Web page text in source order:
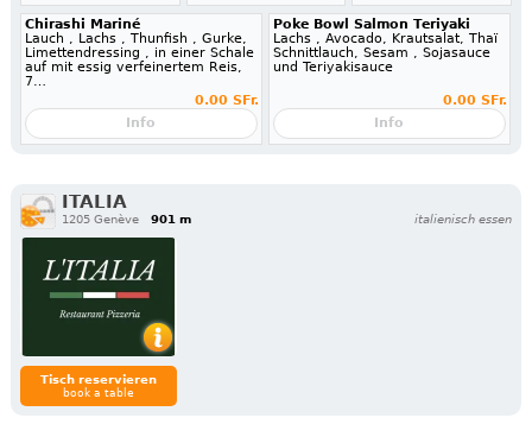
Chirashi Mariné
Lauch , Lachs , Thunfish , Gurke,
Limettendressing , in einer Schale
auf mit essig verfeinertem Reis,
7…
0.00 SFr.
Info
Poke Bowl Salmon Teriyaki
Lachs , Avocado, Krautsalat, Thaï
Schnittlauch, Sesam , Sojasauce
und Teriyakisauce
0.00 SFr.
Info
ITALIA
1205 Genève 901 m italienisch essen
Tisch reservieren
book a table